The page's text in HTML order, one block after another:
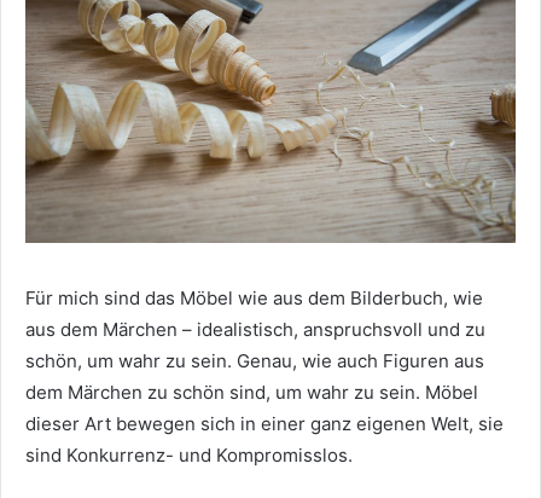
Für mich sind das Möbel wie aus dem Bilderbuch, wie
aus dem Märchen – idealistisch, anspruchsvoll und zu
schön, um wahr zu sein. Genau, wie auch Figuren aus
dem Märchen zu schön sind, um wahr zu sein. Möbel
dieser Art bewegen sich in einer ganz eigenen Welt, sie
sind Konkurrenz- und Kompromisslos.